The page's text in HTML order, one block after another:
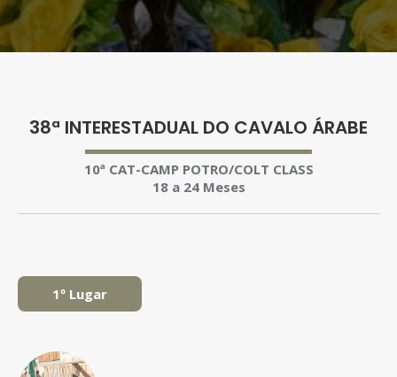
38ª INTERESTADUAL DO CAVALO ÁRABE
10ª CAT-CAMP POTRO/COLT CLASS
18 a 24 Meses
1º Lugar